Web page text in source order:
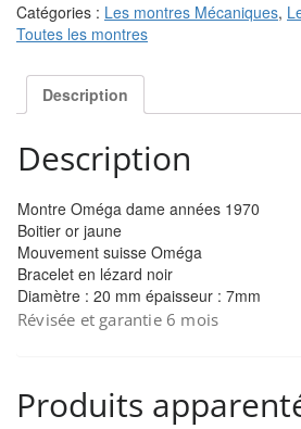
Catégories : Les montres Mécaniques,
Toutes les montres
Description
Description
Montre Oméga dame années 1970
Boitier or jaune
Mouvement suisse Oméga
Bracelet en lézard noir
Diamètre : 20 mm épaisseur : 7mm
Révisée et garantie 6 mois
Produits